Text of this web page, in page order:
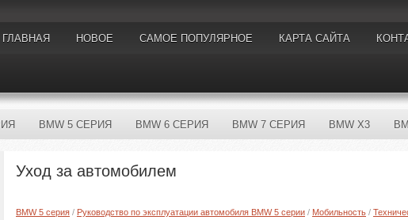
ГЛАВНАЯ НОВОЕ САМОЕ ПОПУЛЯРНОЕ КАРТА САЙТА
BMW 5 СЕРИЯ BMW 6 СЕРИЯ BMW 7 СЕРИЯ BMW X3
Уход за автомобилем
BMW 5 серия / Руководство по эксплуатации автомобиля BMW 5 серии / Мобильность /